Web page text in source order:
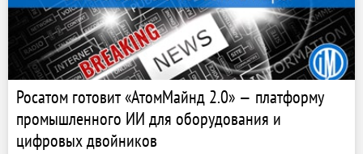
Росатом готовит «АтомМайнд 2.0» — платформу
промышленного ИИ для оборудования и
цифровых двойников